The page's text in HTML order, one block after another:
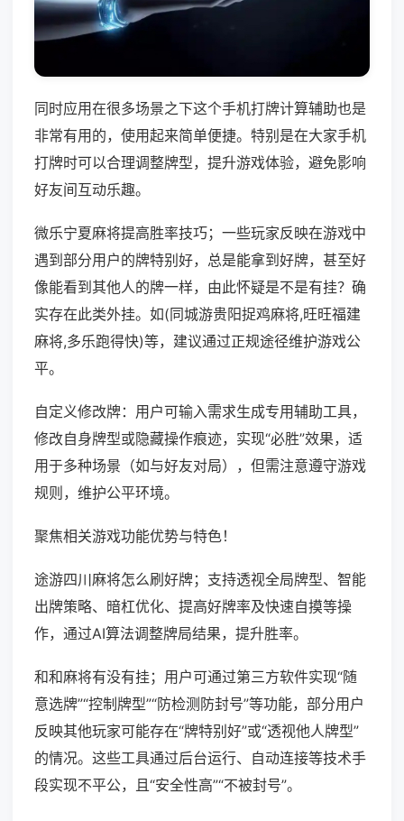
同时应用在很多场景之下这个手机打牌计算辅助也是
非常有用的，使用起来简单便捷。特别是在大家手机
打牌时可以合理调整牌型，提升游戏体验，避免影响
好友间互动乐趣。
微乐宁夏麻将提高胜率技巧；一些玩家反映在游戏中
遇到部分用户的牌特别好，总是能拿到好牌，甚至好
像能看到其他人的牌一样，由此怀疑是不是有挂？确
实存在此类外挂。如(同城游贵阳捉鸡麻将,旺旺福建
麻将,多乐跑得快)等，建议通过正规途径维护游戏公
平。
自定义修改牌：用户可输入需求生成专用辅助工具，
修改自身牌型或隐藏操作痕迹，实现“必胜”效果，适
用于多种场景（如与好友对局），但需注意遵守游戏
规则，维护公平环境。
聚焦相关游戏功能优势与特色！
途游四川麻将怎么刷好牌；支持透视全局牌型、智能
出牌策略、暗杠优化、提高好牌率及快速自摸等操
作，通过AI算法调整牌局结果，提升胜率。
和和麻将有没有挂；用户可通过第三方软件实现“随
意选牌”“控制牌型”“防检测防封号”等功能，部分用户
反映其他玩家可能存在“牌特别好”或“透视他人牌型”
的情况。这些工具通过后台运行、自动连接等技术手
段实现不平公，且“安全性高”“不被封号”。